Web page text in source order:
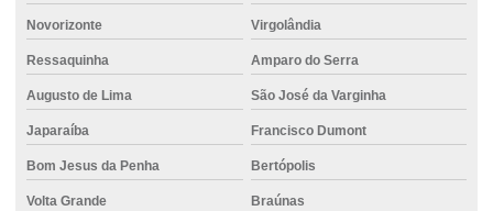
Novorizonte Virgolândia
Ressaquinha Amparo do Serra
Augusto de Lima São José da Varginha
Japaraíba Francisco Dumont
Bom Jesus da Penha Bertópolis
Volta Grande Braúnas